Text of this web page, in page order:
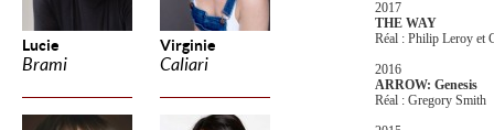
Lucie
Brami
Virginie
Caliari
2017
THE WAY
Réal : Philip Leroy et
2016
ARROW: Genesis
Réal : Gregory Smith